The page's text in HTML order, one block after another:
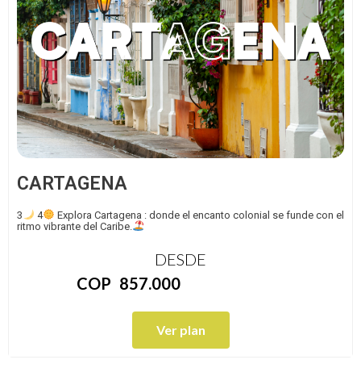
CARTAGENA
3 4
Explora Cartagena : donde el encanto colonial se funde con el
ritmo vibrante del Caribe.
DESDE
COP 857.000
Ver plan